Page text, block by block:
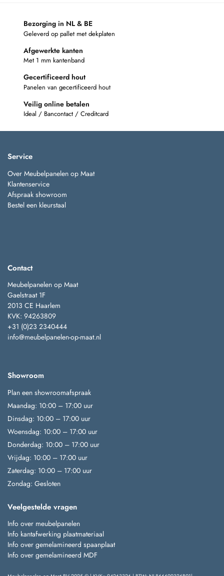
Bezorging in NL & BE
Geleverd op pallet met dekplaten
Afgewerkte kanten
Met 1 mm kantenband
Gecertificeerd hout
Panelen van gecertificeerd hout
Veilig online betalen
Ideal / Bancontact / Creditcard
Service
Over Meubelpanelen op Maat
Klantenservice
Afspraak showroom
Bestel een kleurstaal
Contact
Meubelpanelen op Maat
Gaelstraat 1F
2013 CE Haarlem
KVK: 94263809
+31 (0)23 2340444
info@meubelpanelen-op-maat.nl
Showroom
Plan een showroomafspraak
Maandag: 10:00 – 17:00 uur
Dinsdag: 10:00 – 17:00 uur
Woensdag: 10:00 – 17:00 uur
Donderdag: 10:00 – 17:00 uur
Vrijdag: 10:00 – 17:00 uur
Zaterdag: 10:00 – 17:00 uur
Zondag: Gesloten
Veelgestelde vragen
Info over meubelpanelen
Info kantafwerking plaatmateriaal
Info over gemelamineerd spaanplaat
Info over gemelamineerd MDF